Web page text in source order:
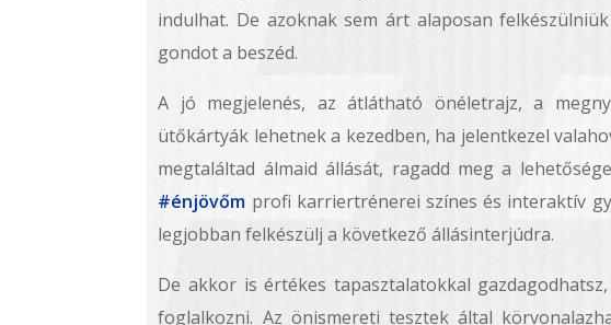
indulhat. De azoknak sem árt alaposan
gondot a beszéd.
A jó megjelenés, az átlátható önéletrajz, a
ütőkártyák lehetnek a kezedben, ha jelentkezel
megtaláltad álmaid állását, ragadd meg a
#énjövőm profi karriertrénerei színes és interaktív
legjobban felkészülj a következő állásinterjúdra.
De akkor is értékes tapasztalatokkal
foglalkozni. Az önismereti tesztek által